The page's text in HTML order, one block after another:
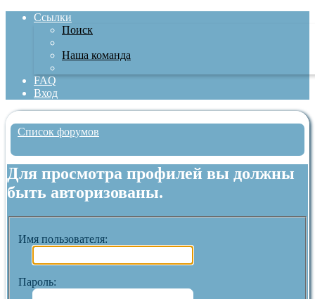
Ссылки
Поиск
Наша команда
FAQ
Вход
Список форумов
Для просмотра профилей вы должны
быть авторизованы.
Имя пользователя:
Пароль: